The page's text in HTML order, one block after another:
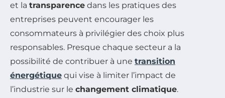
et la transparence dans les pratiques des
entreprises peuvent encourager les
consommateurs à privilégier des choix plus
responsables. Presque chaque secteur a la
possibilité de contribuer à une transition
énergétique qui vise à limiter l’impact de
l’industrie sur le changement climatique.